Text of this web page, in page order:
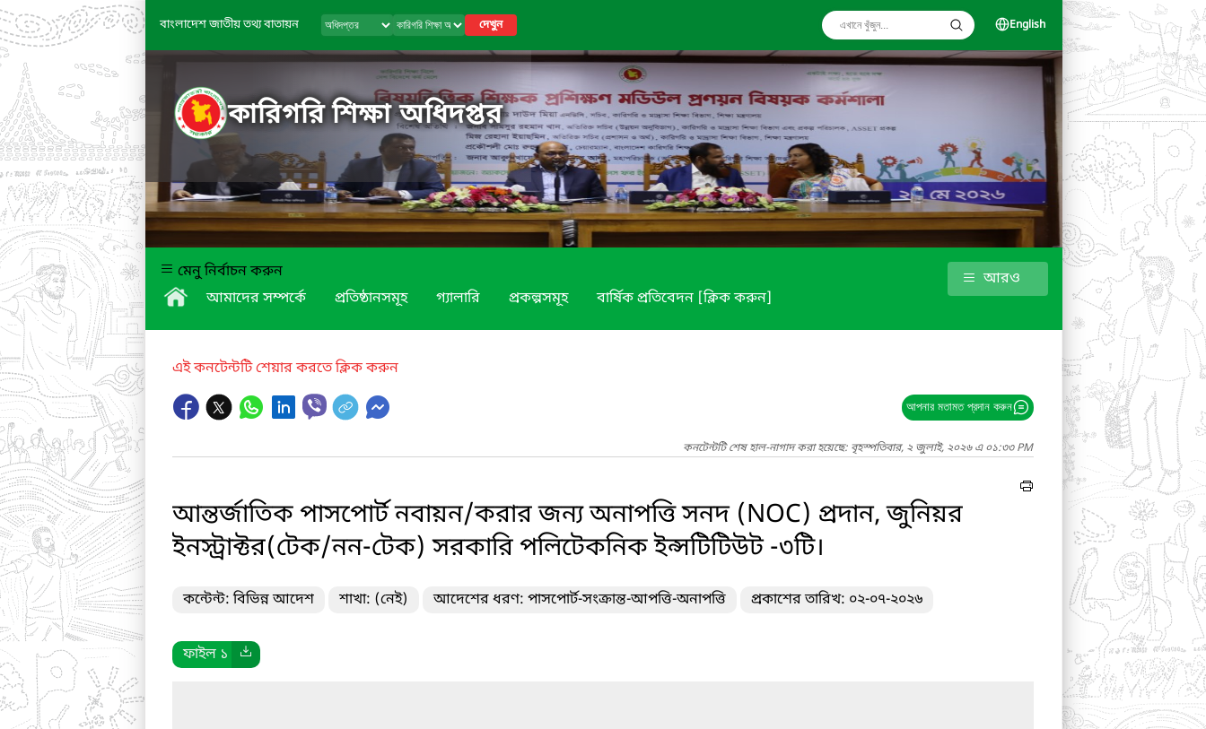
বাংলাদেশ জাতীয় তথ্য বাতায়ন দেখুন English
কারিগরি শিক্ষা অধিদপ্তর
মেনু নির্বাচন করুন
আমাদের সম্পর্কে
প্রতিষ্ঠানসমূহ গ্যালারি প্রকল্পসমূহ বার্ষিক প্রতিবেদন [ক্লিক করুন]
আরও
এই কনটেন্টটি শেয়ার করতে ক্লিক করুন
আপনার মতামত প্রদান করুন
কনটেন্টটি শেষ হাল-নাগাদ করা হয়েছে: বৃহস্পতিবার, ২ জুলাই, ২০২৬ এ ০১:৩৩ PM
আন্তর্জাতিক পাসপোর্ট নবায়ন/করার জন্য অনাপত্তি সনদ (NOC) প্রদান, জুনিয়র
ইনস্ট্রাক্টর(টেক/নন-টেক) সরকারি পলিটেকনিক ইন্সটিটিউট -৩টি।
কন্টেন্ট: বিভিন্ন আদেশ শাখা: (নেই) আদেশের ধরণ: পাসপোর্ট-সংক্রান্ত-আপত্তি-অনাপত্তি প্রকাশের তারিখ: ০২-০৭-২০২৬
ফাইল ১